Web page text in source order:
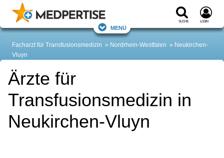
Suche Login
Menü
Facharzt für Transfusionsmedizin Nordrhein-Westfalen
Neukirchen-
Vluyn
Ärzte für
Transfusionsmedizin in
Neukirchen-Vluyn